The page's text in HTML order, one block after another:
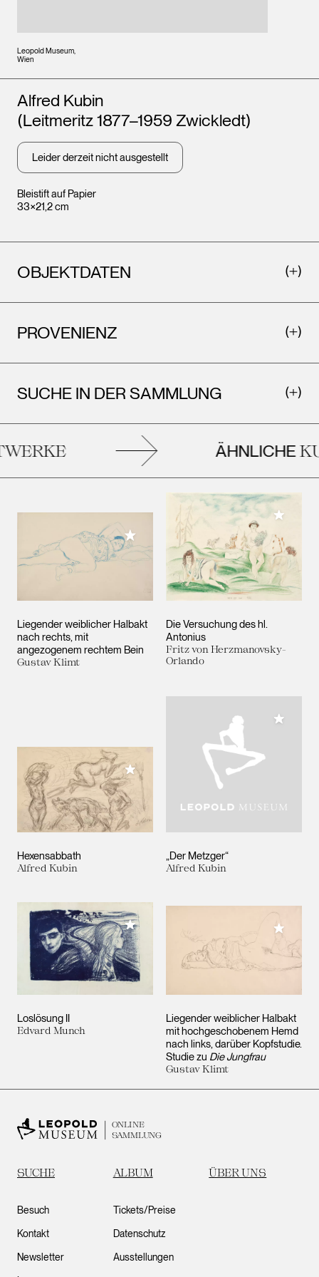
Leopold Museum,
Wien
Bleistift auf Papier
33×21,2 cm
Künstler*innen
Alfred Kubin
(Leitmeritz 1877–1959 Zwickledt)
Leider derzeit nicht ausgestellt
OBJEKTDATEN
PROVENIENZ
SUCHE IN DER SAMMLUNG
ÄHNLICHE
Liegender weiblicher Halbakt
nach rechts, mit
angezogenem rechtem Bein
Gustav Klimt
Meiner Sammlung hinzufügen
Die Versuchung des hl.
Antonius
Fritz von Herzmanovsky-
Orlando
Meiner
Hexensabbath
Alfred Kubin
Meiner Sammlung hinzufügen
„Der Metzger“
Alfred Kubin
Meiner
Loslösung II
Edvard Munch
Meiner Sammlung hinzufügen
Liegender weiblicher Halbakt
mit hochgeschobenem Hemd
nach links, darüber Kopfstudie.
Studie zu Die Jungfrau
Gustav Klimt
Meiner
ONLINE
SAMMLUNG
SUCHE ALBUM ÜBER UNS
Besuch
Kontakt
Newsletter
Tickets/Preise
Datenschutz
Ausstellungen